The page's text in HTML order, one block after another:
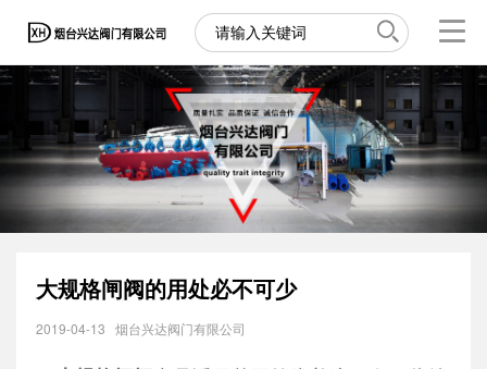
大规格闸阀的用处必不可少
2019-04-13 烟台兴达阀门有限公司